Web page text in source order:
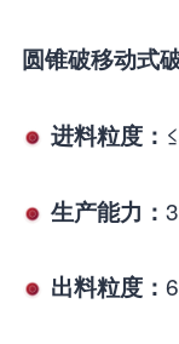
圆锥破移动式
进料粒度：
生产能力：
出料粒度：